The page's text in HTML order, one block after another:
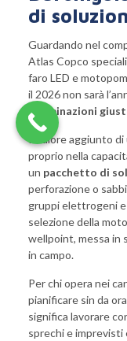
di
Guardando nel
Atlas Copco
faro LED e
il 2026 non sarà
combinazioni
Il valore aggiunto
proprio nella
un pacchetto di
perforazione o
gruppi elettrogeni
selezione della
wellpoint, messa in
in campo.
Per chi opera nei
pianificare sin da
significa lavorare
sprechi e imprevisti